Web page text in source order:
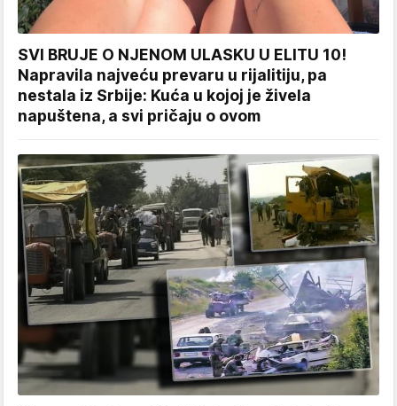
SVI BRUJE O NJENOM ULASKU U ELITU 10!
Napravila najveću prevaru u rijalitiju, pa
nestala iz Srbije: Kuća u kojoj je živela
napuštena, a svi pričaju o ovom